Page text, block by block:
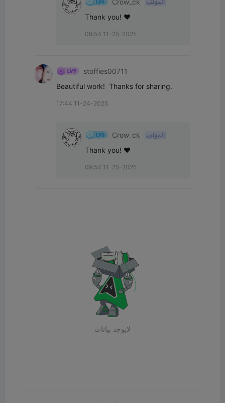
المؤلف
Thank you! ♥
09:54 11-25-2025
stoffies00711
Beautiful work!  Thanks for sharing.
17:44 11-24-2025
Crow_ck المؤلف
Thank you! ♥
09:54 11-25-2025
لايوجد بيانات